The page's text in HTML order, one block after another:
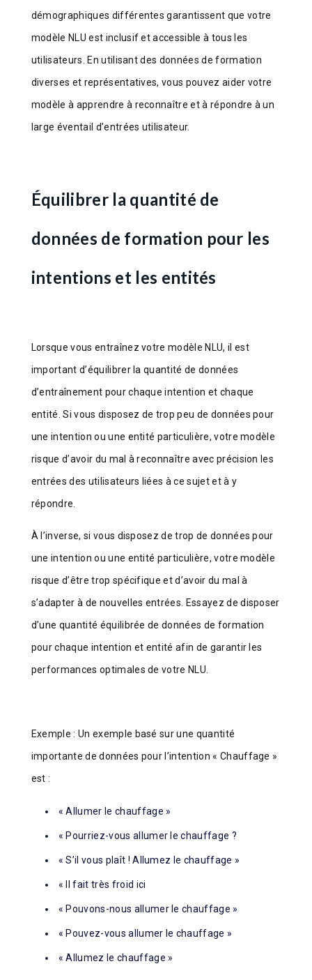
démographiques différentes garantissent que votre
modèle NLU est inclusif et accessible à tous les
utilisateurs. En utilisant des données de formation
diverses et représentatives, vous pouvez aider votre
modèle à apprendre à reconnaître et à répondre à un
large éventail d’entrées utilisateur.
Équilibrer la quantité de
données de formation pour les
intentions et les entités
Lorsque vous entraînez votre modèle NLU, il est
important d’équilibrer la quantité de données
d’entraînement pour chaque intention et chaque
entité. Si vous disposez de trop peu de données pour
une intention ou une entité particulière, votre modèle
risque d’avoir du mal à reconnaître avec précision les
entrées des utilisateurs liées à ce sujet et à y
répondre.
À l’inverse, si vous disposez de trop de données pour
une intention ou une entité particulière, votre modèle
risque d’être trop spécifique et d’avoir du mal à
s’adapter à de nouvelles entrées. Essayez de disposer
d’une quantité équilibrée de données de formation
pour chaque intention et entité afin de garantir les
performances optimales de votre NLU.
Exemple : Un exemple basé sur une quantité
importante de données pour l’intention « Chauffage »
est :
« Allumer le chauffage »
« Pourriez-vous allumer le chauffage ?
« S’il vous plaît ! Allumez le chauffage »
« Il fait très froid ici
« Pouvons-nous allumer le chauffage »
« Pouvez-vous allumer le chauffage »
« Allumez le chauffage »